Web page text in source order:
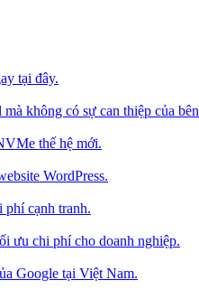
tại đây.
không có sự can thiệp của
thế hệ mới.
WordPress.
phí cạnh tranh.
ưu chi phí cho doanh nghiệp.
Google tại Việt Nam.